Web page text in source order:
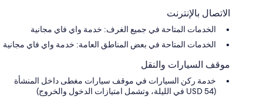
الاتصال بالإنترنت
الخدمات المتاحة في جميع الغرف: خدمة واي فاي مجانية
الخدمات المتاحة في بعض المناطق العامة: خدمة واي فاي مجانية
موقف السيارات والنقل
خدمة ركن السيارات في موقف سيارات مغطى داخل المنشأة
(USD 54 في الليلة، وتشمل امتيازات الدخول والخروج)